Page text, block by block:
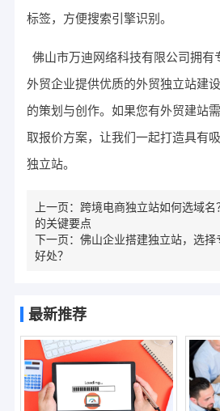
标签，方便搜索引擎识别。
佛山市万迪网络科技有限公司拥有
外贸企业提供优质的外贸独立站建
的策划与创作。如果您有外贸建站
取报价方案，让我们一起打造具有
独立站。
上一页： 跨境电商独立站如何选域名
的关键要点
下一页： 佛山企业搭建独立站，选
好处？
最新推荐